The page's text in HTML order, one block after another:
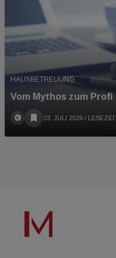
HAUSBETREUUNG
Vom Mythos zum Profi
23. JULI 2026 /